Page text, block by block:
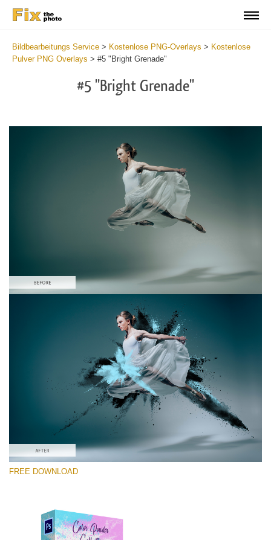
Bildbearbeitungs Service > Kostenlose PNG-Overlays > Kostenlose
Pulver PNG Overlays > #5 "Bright Grenade"
#5 "Bright Grenade"
Bitte wählen Sie
Free PNG Overlay #5
Small 800*533px
Color Powder
Large 6000*4000px
Large 6000*4000px
FREE DOWNLOAD